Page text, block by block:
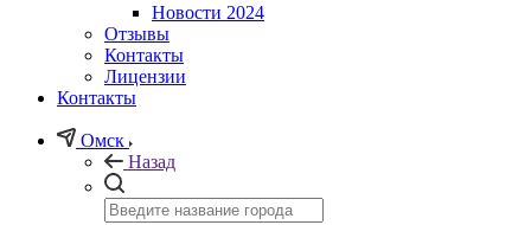
Новости 2024
Отзывы
Контакты
Лицензии
Контакты
Омск
Назад